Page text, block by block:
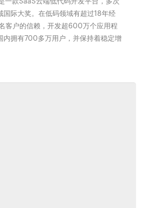
国际大奖。在低码领域有超过18年经
客户的信赖，开发超600万个应用程
内拥有700多万用户，并保持着稳定增